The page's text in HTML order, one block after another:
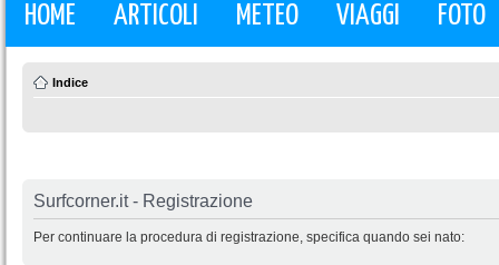
HOME ARTICOLI METEO VIAGGI FOTO
Indice
Surfcorner.it - Registrazione
Per continuare la procedura di registrazione, specifica quando sei nato: